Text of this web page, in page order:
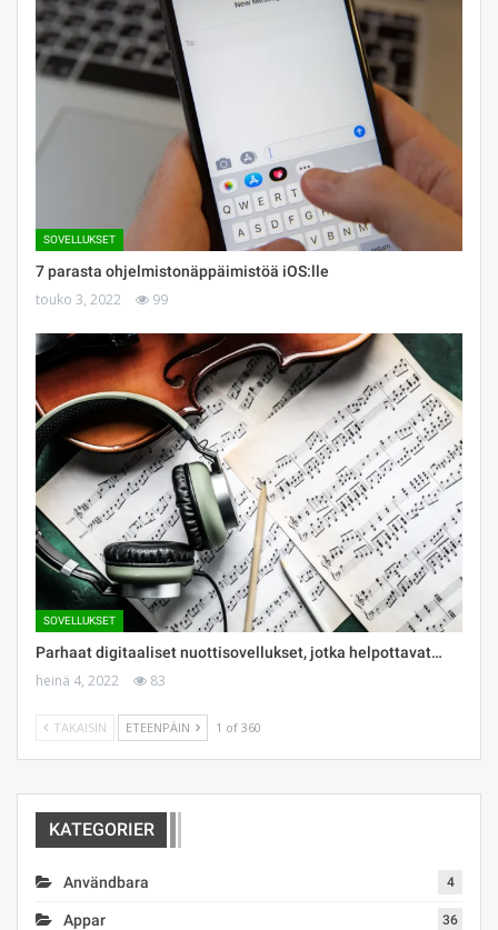
SOVELLUKSET
7 parasta ohjelmistonäppäimistöä iOS:lle
touko 3, 2022 99
SOVELLUKSET
Parhaat digitaaliset nuottisovellukset, jotka helpottavat…
heinä 4, 2022 83
TAKAISIN ETEENPÄIN 1 of 360
KATEGORIER
Användbara 4
Appar 36